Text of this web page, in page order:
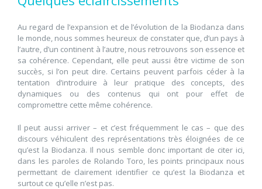
Au regard de l’expansion et de l’évolution de la Biodanza dans
le monde, nous sommes heureux de constater que, d’un pays à
l’autre, d’un continent à l’autre, nous retrouvons son essence et
sa cohérence. Cependant, elle peut aussi être victime de son
succès, si l’on peut dire. Certains peuvent parfois céder à la
tentation d’introduire à leur pratique des concepts, des
dynamiques ou des contenus qui ont pour effet de
compromettre cette même cohérence.
Il peut aussi arriver – et c’est fréquemment le cas – que des
discours véhiculent des représentations très éloignées de ce
qu’est la Biodanza. Il nous semble donc important de citer ici,
dans les paroles de Rolando Toro, les points principaux nous
permettant de clairement identifier ce qu’est la Biodanza et
surtout ce qu’elle n’est pas.